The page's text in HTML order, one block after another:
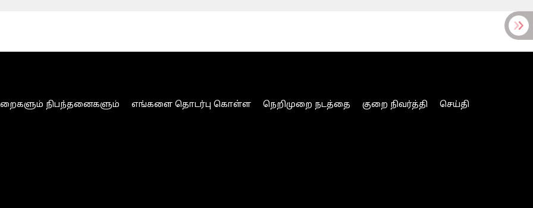
நிபந்தனைகளும் எங்களை தொடர்பு கொள்ள நெறிமுறை நடத்தை குறை நிவர்த்தி
செய்தி